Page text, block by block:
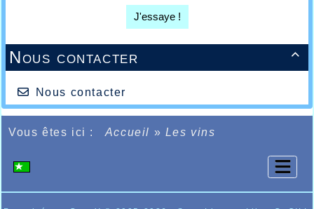
J'essaye !

Nous contacter
Nous contacter
Vous êtes ici : Accueil » Les vins